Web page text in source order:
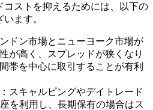
コストを抑えるためには、以下の
ます。
ンドン市場とニューヨーク市場が
が高く、スプレッドが狭くなり
帯を中心に取引することが有利
：スキャルピングやデイトレード
を利用し、長期保有の場合はス